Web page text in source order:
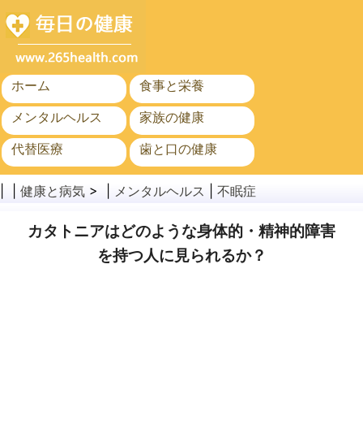
ホーム
食事と栄養
メンタルヘルス
家族の健康
代替医療
歯と口の健康
がん
健康と病気 > | メンタルヘルス 不眠症
カタトニアはどのような身体的・精神的障害
を持つ人に見られるか？